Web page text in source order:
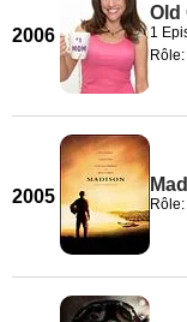
2006
Old
1
2005